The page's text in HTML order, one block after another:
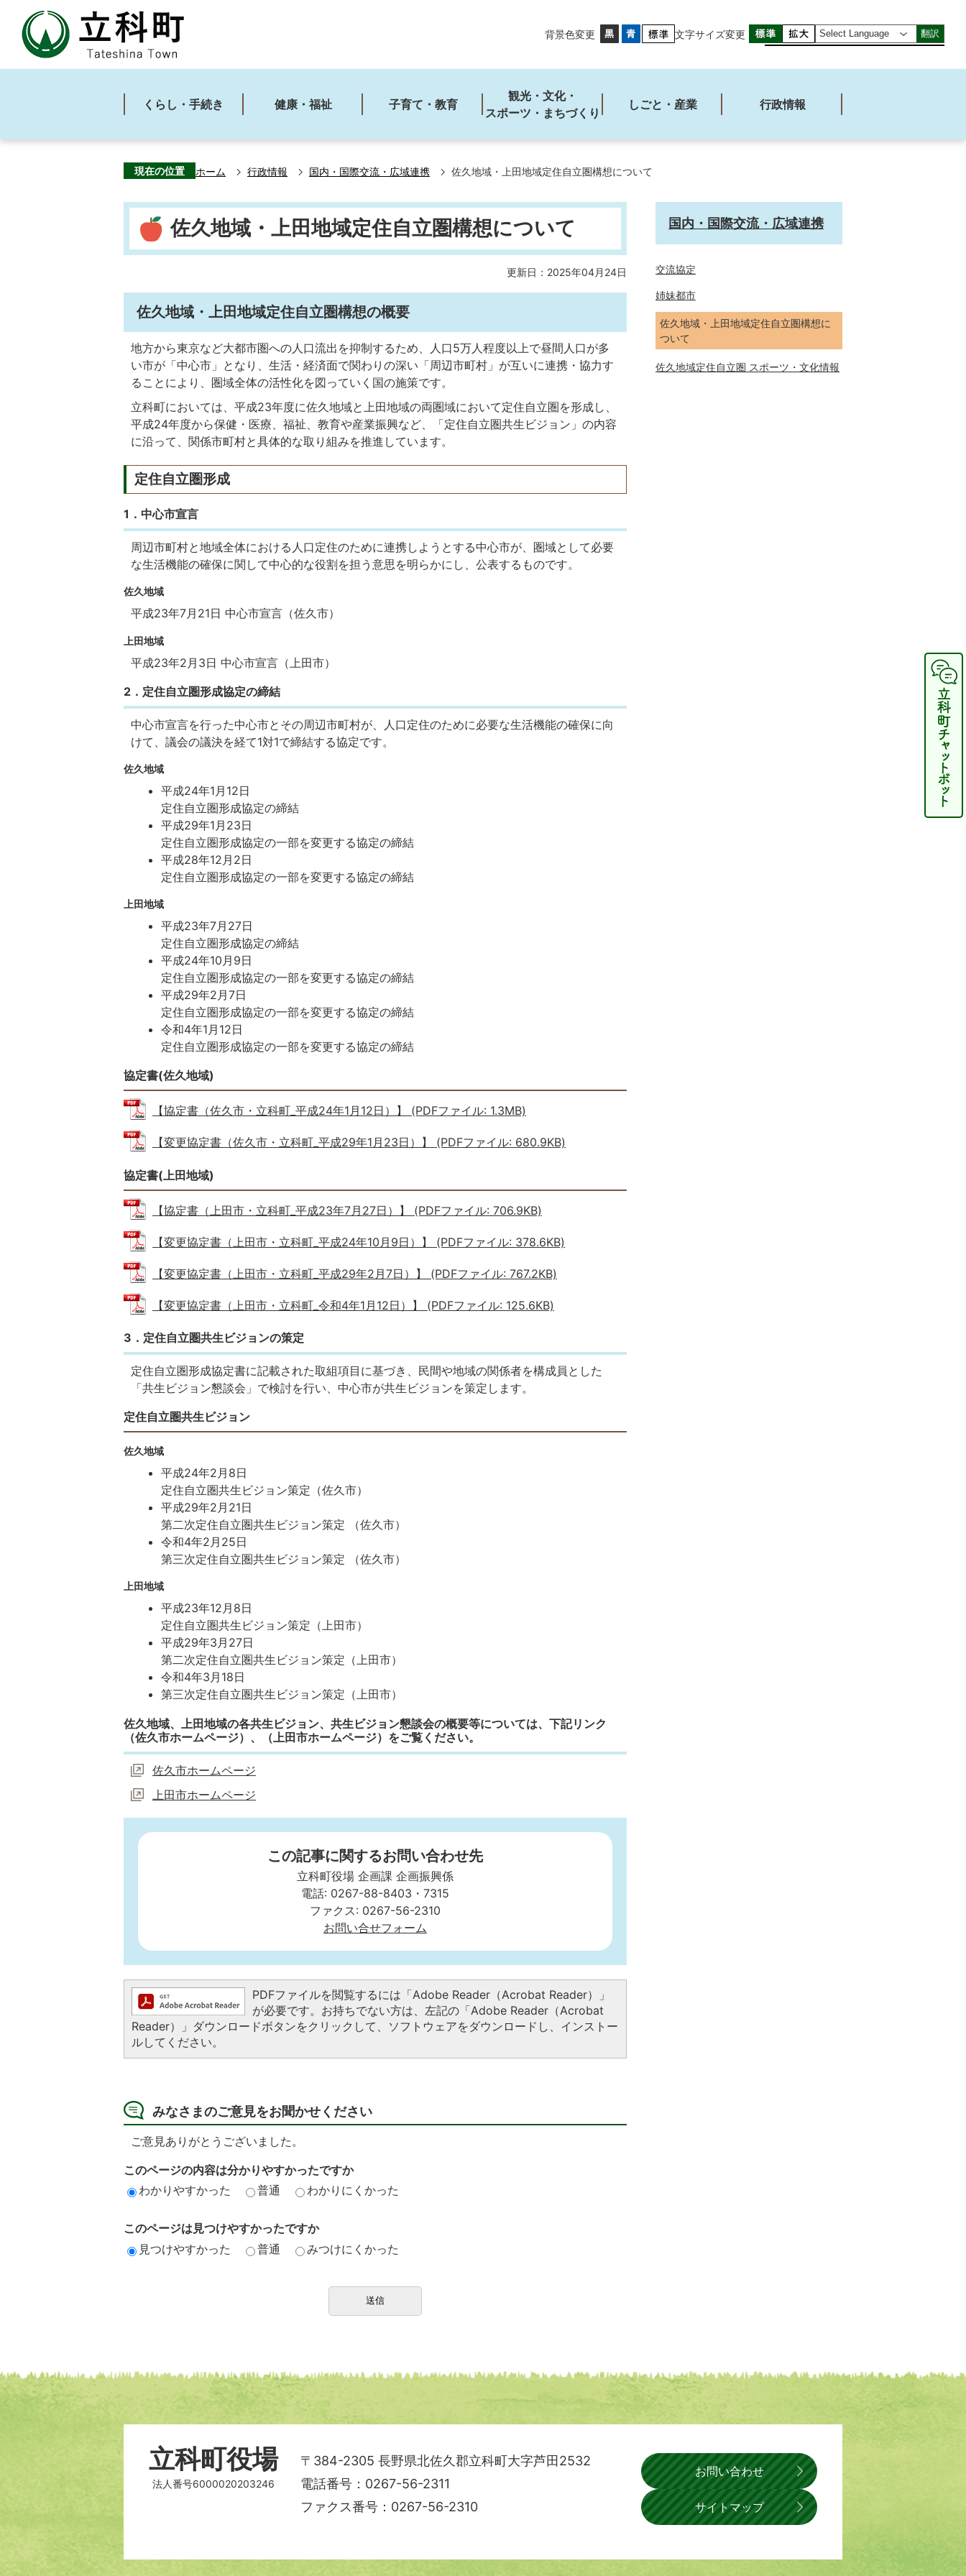
背景色変更 文字サイズ変更 翻訳
くらし・手続き 健康・福祉 子育て・教育
観光・文化・
スポーツ・まちづくり
しごと・産業 行政情報
現在の位置 ホーム 行政情報 国内・国際交流・広域連携 佐久地域・上田地域定住自立圏構想について
佐久地域・上田地域定住自立圏構想について
更新日：2025年04月24日
佐久地域・上田地域定住自立圏構想の概要
地方から東京など大都市圏への人口流出を抑制するため、人口5万人程度以上で昼間人口が多
い市が「中心市」となり、生活・経済面で関わりの深い「周辺市町村」が互いに連携・協力す
ることにより、圏域全体の活性化を図っていく国の施策です。
立科町においては、平成23年度に佐久地域と上田地域の両圏域において定住自立圏を形成し、
平成24年度から保健・医療、福祉、教育や産業振興など、「定住自立圏共生ビジョン」の内容
に沿って、関係市町村と具体的な取り組みを推進しています。
定住自立圏形成
1．中心市宣言
周辺市町村と地域全体における人口定住のために連携しようとする中心市が、圏域として必要
な生活機能の確保に関して中心的な役割を担う意思を明らかにし、公表するものです。
佐久地域
平成23年7月21日 中心市宣言（佐久市）
上田地域
平成23年2月3日 中心市宣言（上田市）
2．定住自立圏形成協定の締結
中心市宣言を行った中心市とその周辺市町村が、人口定住のために必要な生活機能の確保に向
けて、議会の議決を経て1対1で締結する協定です。
佐久地域
平成24年1月12日
定住自立圏形成協定の締結
平成29年1月23日
定住自立圏形成協定の一部を変更する協定の締結
平成28年12月2日
定住自立圏形成協定の一部を変更する協定の締結
上田地域
平成23年7月27日
定住自立圏形成協定の締結
平成24年10月9日
定住自立圏形成協定の一部を変更する協定の締結
平成29年2月7日
定住自立圏形成協定の一部を変更する協定の締結
令和4年1月12日
定住自立圏形成協定の一部を変更する協定の締結
協定書(佐久地域)
【協定書（佐久市・立科町_平成24年1月12日）】 (PDFファイル: 1.3MB)
【変更協定書（佐久市・立科町_平成29年1月23日）】 (PDFファイル: 680.9KB)
協定書(上田地域)
【協定書（上田市・立科町_平成23年7月27日）】 (PDFファイル: 706.9KB)
【変更協定書（上田市・立科町_平成24年10月9日）】 (PDFファイル: 378.6KB)
【変更協定書（上田市・立科町_平成29年2月7日）】 (PDFファイル: 767.2KB)
【変更協定書（上田市・立科町_令和4年1月12日）】 (PDFファイル: 125.6KB)
3．定住自立圏共生ビジョンの策定
定住自立圏形成協定書に記載された取組項目に基づき、民間や地域の関係者を構成員とした
「共生ビジョン懇談会」で検討を行い、中心市が共生ビジョンを策定します。
定住自立圏共生ビジョン
佐久地域
平成24年2月8日
定住自立圏共生ビジョン策定（佐久市）
平成29年2月21日
第二次定住自立圏共生ビジョン策定 （佐久市）
令和4年2月25日
第三次定住自立圏共生ビジョン策定 （佐久市）
上田地域
平成23年12月8日
定住自立圏共生ビジョン策定（上田市）
平成29年3月27日
第二次定住自立圏共生ビジョン策定（上田市）
令和4年3月18日
第三次定住自立圏共生ビジョン策定（上田市）
佐久地域、上田地域の各共生ビジョン、共生ビジョン懇談会の概要等については、下記リンク
（佐久市ホームページ）、（上田市ホームページ）をご覧ください。
佐久市ホームページ
上田市ホームページ
この記事に関するお問い合わせ先
立科町役場 企画課 企画振興係
電話: 0267-88-8403・7315
ファクス: 0267-56-2310
お問い合せフォーム
PDFファイルを閲覧するには「Adobe Reader（Acrobat Reader）」
が必要です。お持ちでない方は、左記の「Adobe Reader（Acrobat
Reader）」ダウンロードボタンをクリックして、ソフトウェアをダウンロードし、インストー
ルしてください。
みなさまのご意見をお聞かせください
ご意見ありがとうございました。
このページの内容は分かりやすかったですか
わかりやすかった
普通 わかりにくかった
このページは見つけやすかったですか
見つけやすかった
普通 みつけにくかった
国内・国際交流・広域連携
交流協定
姉妹都市
佐久地域・上田地域定住自立圏構想に
ついて
佐久地域定住自立圏 スポーツ・文化情報
立科町役場
法人番号6000020203246
〒384-2305 長野県北佐久郡立科町大字芦田2532
電話番号：0267-56-2311
ファクス番号：0267-56-2310
お問い合わせ
サイトマップ